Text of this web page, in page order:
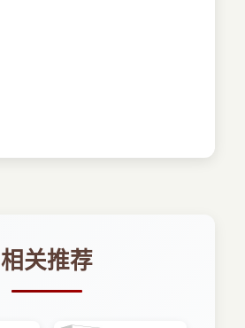
相关推荐